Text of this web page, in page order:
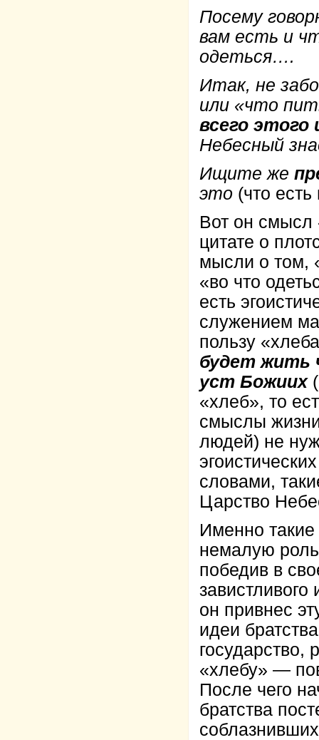
Посему
вам есть и
одеться….
Итак, не
или «что
всего
Небесный
Ищите же
это (что есть
Вот он смысл
цитате о
мысли о том,
«во что
есть
служением
пользу
будет жить
уст Божиих
«хлеб», то
смыслы жизни
людей) не
словами,
Царство
Именно
немалую
победив в
он привнес
идеи
государство,
«хлебу» —
После чего
братства